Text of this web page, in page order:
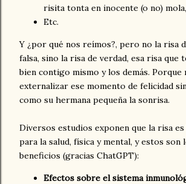
risita tonta en inocente (o no)
Etc.
Y ¿por qué nos reímos?, pero no la risa
falsa, sino la risa de verdad, esa risa que
bien contigo mismo y los demás. Porque
externalizar ese momento de felicidad
como su hermana pequeña la sonrisa.
Diversos estudios exponen que la risa
para la salud, física y mental, y estos son
beneficios (gracias ChatGPT):
Efectos sobre el sistema